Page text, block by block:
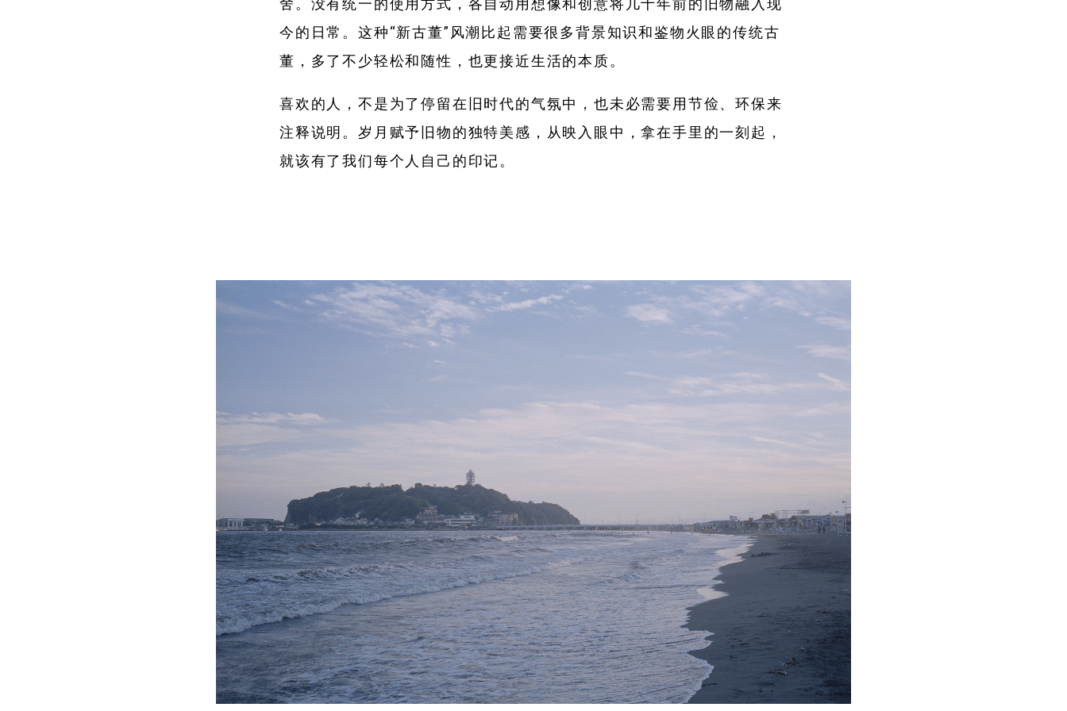
舍。没有统一的使用方式，各自动用想像和创意将几十年前的旧物融入现
今的日常。这种“新古董”风潮比起需要很多背景知识和鉴物火眼的传统古
董，多了不少轻松和随性，也更接近生活的本质。
喜欢的人，不是为了停留在旧时代的气氛中，也未必需要用节俭、环保来
注释说明。岁月赋予旧物的独特美感，从映入眼中，拿在手里的一刻起，
就该有了我们每个人自己的印记。